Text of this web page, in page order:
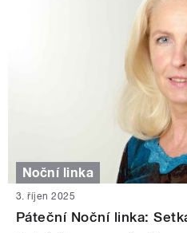
Noční linka
3. říjen 2025
Páteční Noční linka: